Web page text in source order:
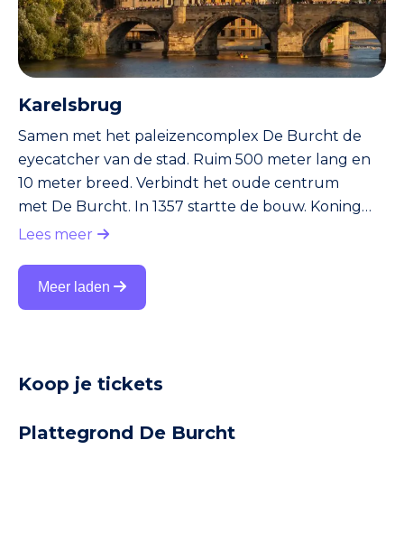
Karelsbrug
Samen met het paleizencomplex De Burcht de
eyecatcher van de stad. Ruim 500 meter lang en
10 meter breed. Verbindt het oude centrum
met De Burcht. In 1357 startte de bouw. Koning
Karel IV legde de eerste steen. Op de brug vind je
Zeker in de weekenden absurd druk. Ritselaars en
tekenaars bieden er hun diensten aan. Een tip: ga
Lees meer
Meer laden
Koop je tickets
Plattegrond De Burcht